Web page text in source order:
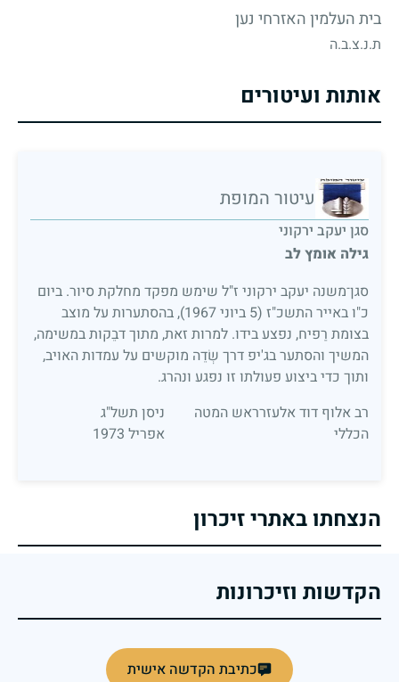
בית העלמין האזרחי נען
ת.נ.צ.ב.ה
אותות ועיטורים
עיטור המופת
סגן יעקב ירקוני
גילה אומץ לב
סגן־משנה יעקב ירקוני ז"ל שימש מפקד מחלקת סיור. ביום
כ"ו באייר התשכ"ז (5 ביוני 1967), בהסתערות על מוצב
בצומת רַפיח, נפצע בידו. למרות זאת, מתוך דבֵקות במשימה,
המשיך והסתער בג'יפ דרך שְׂדֵה מוקשים על עמדות האויב,
ותוך כדי ביצוע פעולתו זו נפגע ונהרג.
רב אלוף דוד אלעזרראש המטה
הכללי
ניסן תשל"ג
אפריל 1973
הנצחתו באתרי זיכרון
הקדשות וזיכרונות
כתיבת הקדשה אישית